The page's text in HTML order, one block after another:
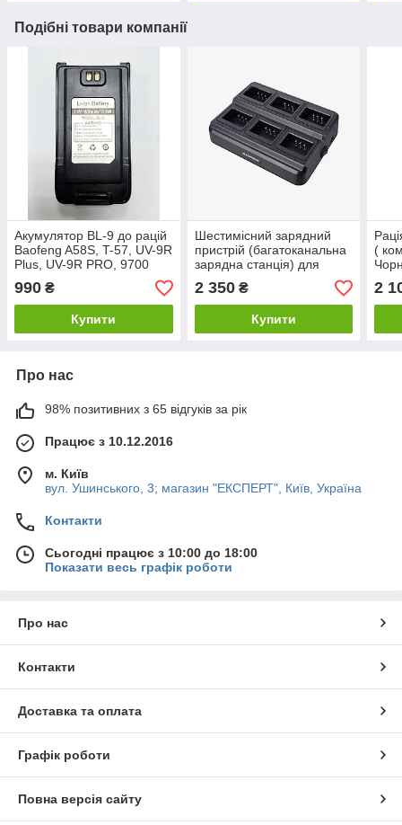
Подібні товари компанії
Акумулятор BL-9 до рацій
Baofeng A58S, T-57, UV-9R
Plus, UV-9R PRO, 9700
990 ₴
Купити
Шестимісний зарядний
пристрій (багатоканальна
зарядна станція) для
2 350₴
Купити
(
2
Про нас
98% позитивних з 65 відгуків за рік
Працює з 10.12.2016
м. Київ
вул. Ушинського, 3; магазин "ЕКСПЕРТ", Київ, Україна
Контакти
Сьогодні працює з 10:00 до 18:00
Показати весь графік роботи
Про нас
Контакти
Доставка та оплата
Графік роботи
Повна версія сайту